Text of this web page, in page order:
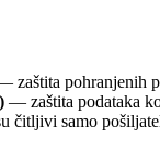
zaštita pohranjenih
— zaštita podataka
čitljivi samo